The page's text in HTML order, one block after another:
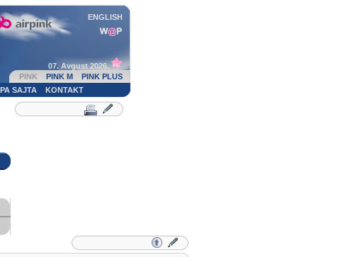
ENGLISH
07. Avgust 2026.
PINK
PINK M
PINK PLUS
SAJTA KONTAKT